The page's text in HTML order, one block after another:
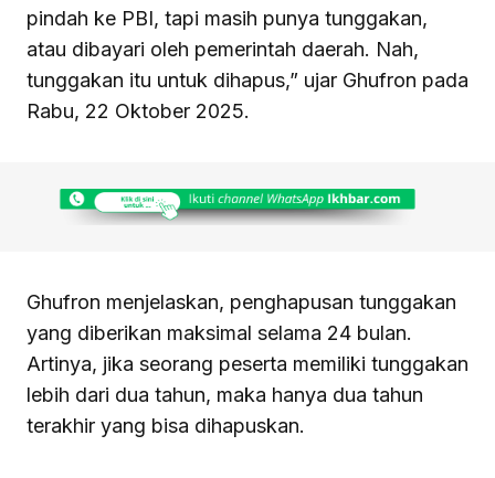
pindah ke PBI, tapi masih punya tunggakan,
atau dibayari oleh pemerintah daerah. Nah,
tunggakan itu untuk dihapus,” ujar Ghufron pada
Rabu, 22 Oktober 2025.
Ghufron menjelaskan, penghapusan tunggakan
yang diberikan maksimal selama 24 bulan.
Artinya, jika seorang peserta memiliki tunggakan
lebih dari dua tahun, maka hanya dua tahun
terakhir yang bisa dihapuskan.